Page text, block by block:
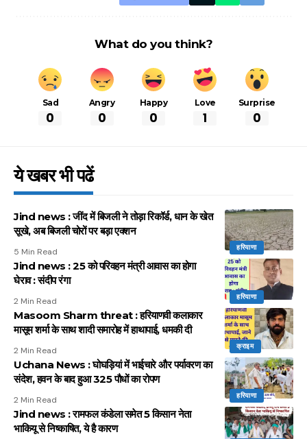
What do you think?
Sad
0
Angry
0
Happy
0
Love
1
Surprise
0
ये खबर भी पढें
हरियाणा
Jind news : जींद में बिजली ने तोड़ा रिकॉर्ड, धान के खेत
सूखे, अब बिजली चोरों पर बड़ा एक्शन
5 Min Read
हरियाणा
Jind news : 25 को परिवहन मंत्री आवास का होगा
घेराव : संदीप रंगा
2 Min Read
क्राइम
Masoom Sharm threat : हरियाणवी कलाकार
मासूम शर्मा के साथ शादी समारोह में हाथापाई, धमकी दी
2 Min Read
हरियाणा
Uchana News : घोघड़ियां में भाईचारे और पर्यावरण का
संदेश, हवन के बाद हुआ 325 पौधों का रोपण
2 Min Read
Jind news : रामफल कंडेला समेत 5 किसान नेता
भाकियू से निष्काषित, ये है कारण